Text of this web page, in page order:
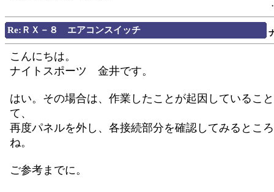
Re:ＲＸ－８ エアコンスイッチ
こんにちは。
ナイトスポーツ 金井です。
はい。その場合は、作業したことが起因しているこ
て、
再度パネルを外し、各接続部分を確認してみるとこ
ね。
ご参考までに。